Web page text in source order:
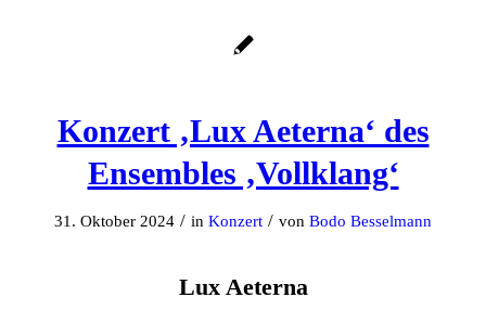
Konzert ‚Lux Aeterna‘ des
Ensembles ‚Vollklang‘
31. Oktober 2024 / in Konzert / von Bodo Besselmann
Lux Aeterna